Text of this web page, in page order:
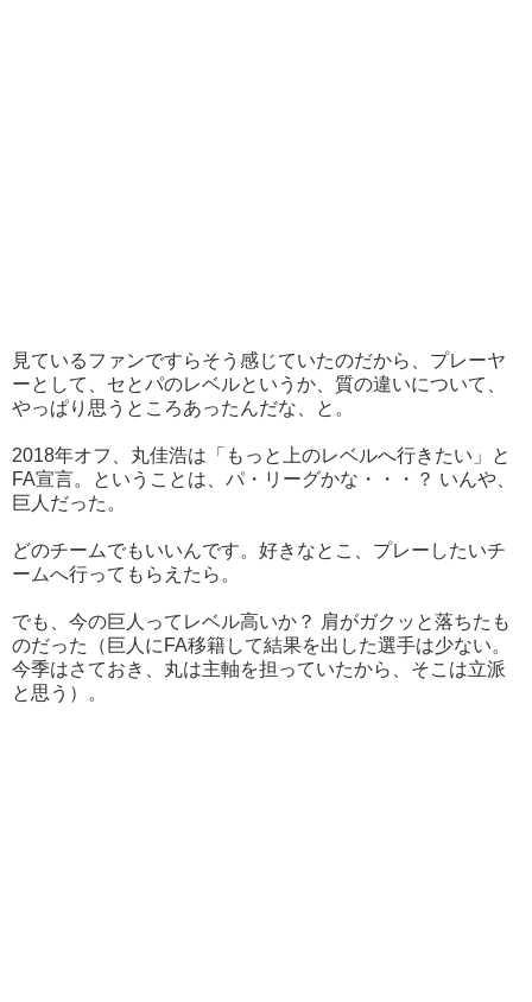
見ているファンですらそう感じていたのだから、プレーヤ
ーとして、セとパのレベルというか、質の違いについて、
やっぱり思うところあったんだな、と。
2018年オフ、丸佳浩は「もっと上のレベルへ行きたい」と
FA宣言。ということは、パ・リーグかな・・・？ いんや、
巨人だった。
どのチームでもいいんです。好きなとこ、プレーしたいチ
ームへ行ってもらえたら。
でも、今の巨人ってレベル高いか？ 肩がガクッと落ちたも
のだった（巨人にFA移籍して結果を出した選手は少ない。
今季はさておき、丸は主軸を担っていたから、そこは立派
と思う）。